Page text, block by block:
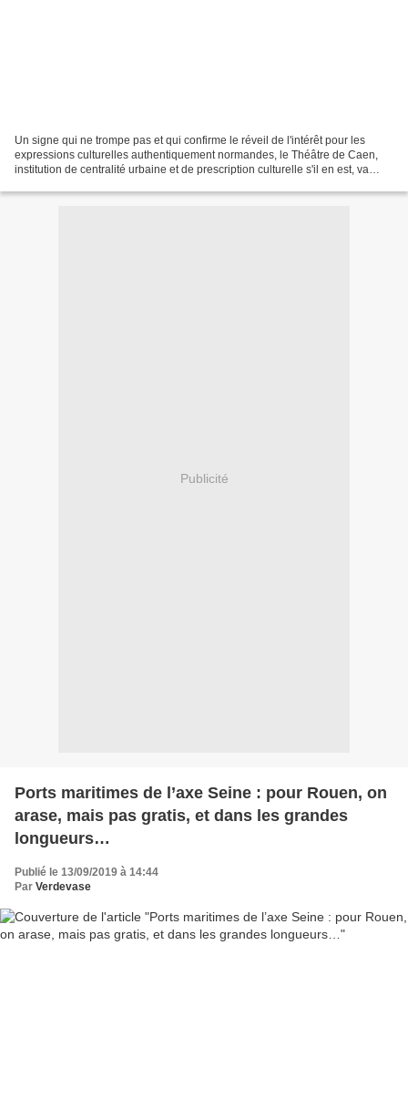
Un signe qui ne trompe pas et qui confirme le réveil de l'intérêt pour les
expressions culturelles authentiquement normandes, le Théâtre de Caen,
institution de centralité urbaine et de prescription culturelle s'il en est, va
Publicité
Ports maritimes de l’axe Seine : pour Rouen, on
arase, mais pas gratis, et dans les grandes
longueurs…
Publié le 13/09/2019 à 14:44
Par Verdevase